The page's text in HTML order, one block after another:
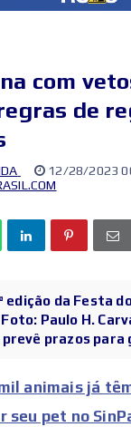
com
de
12/28/2023
edição da Festa
Paulo H.
prazos para
animais já
seu pet no